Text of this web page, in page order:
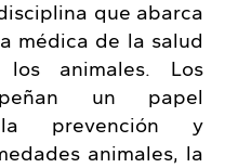
que abarca
médica de la salud
animales. Los
un papel
prevención y
animales, la